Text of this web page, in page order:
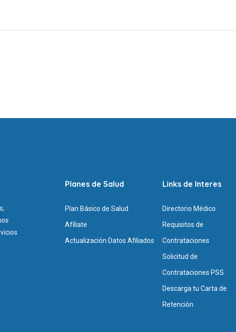
Planes de Salud
Plan Básico de Salud
Afíliate
Actualización Datos Afiliados
Links de Interes
Directorio Médico
Requisitos de
Contrataciones
Solicitud de
Contrataciones PSS
Descarga tu Carta de
Retención